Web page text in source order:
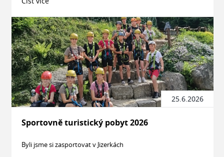
25.6.2026
Sportovně turistický pobyt 2026
Byli jsme si zasportovat v Jizerkách